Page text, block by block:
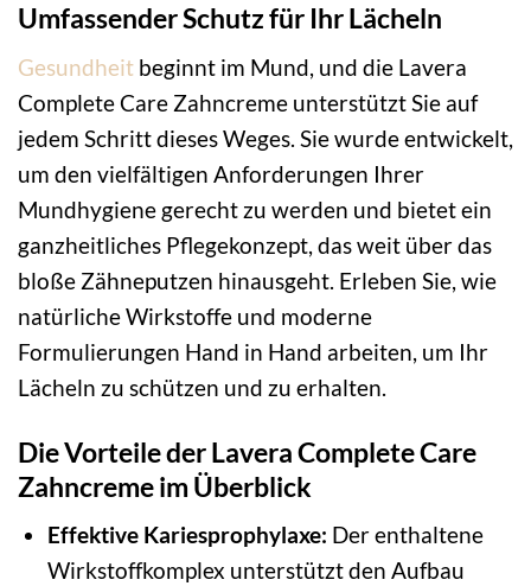
Umfassender Schutz für Ihr Lächeln
Gesundheit beginnt im Mund, und die Lavera
Complete Care Zahncreme unterstützt Sie auf
jedem Schritt dieses Weges. Sie wurde entwickelt,
um den vielfältigen Anforderungen Ihrer
Mundhygiene gerecht zu werden und bietet ein
ganzheitliches Pflegekonzept, das weit über das
bloße Zähneputzen hinausgeht. Erleben Sie, wie
natürliche Wirkstoffe und moderne
Formulierungen Hand in Hand arbeiten, um Ihr
Lächeln zu schützen und zu erhalten.
Die Vorteile der Lavera Complete Care
Zahncreme im Überblick
Effektive Kariesprophylaxe: Der enthaltene
Wirkstoffkomplex unterstützt den Aufbau